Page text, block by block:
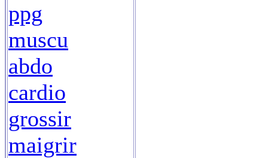
ppg
muscu
abdo
cardio
grossir
maigrir